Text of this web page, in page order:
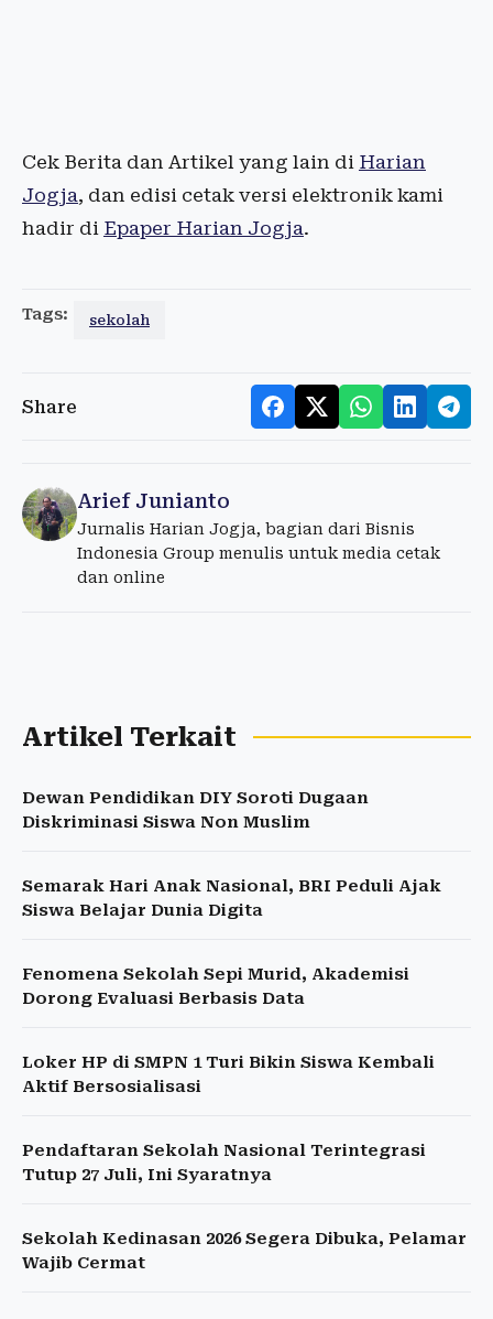
Cek Berita dan Artikel yang lain di Harian
Jogja, dan edisi cetak versi elektronik kami
hadir di Epaper Harian Jogja.
Tags: sekolah
Share
Arief Junianto
Jurnalis Harian Jogja, bagian dari Bisnis
Indonesia Group menulis untuk media cetak
dan online
Artikel Terkait
Dewan Pendidikan DIY Soroti Dugaan
Diskriminasi Siswa Non Muslim
Semarak Hari Anak Nasional, BRI Peduli Ajak
Siswa Belajar Dunia Digita
Fenomena Sekolah Sepi Murid, Akademisi
Dorong Evaluasi Berbasis Data
Loker HP di SMPN 1 Turi Bikin Siswa Kembali
Aktif Bersosialisasi
Pendaftaran Sekolah Nasional Terintegrasi
Tutup 27 Juli, Ini Syaratnya
Sekolah Kedinasan 2026 Segera Dibuka, Pelamar
Wajib Cermat